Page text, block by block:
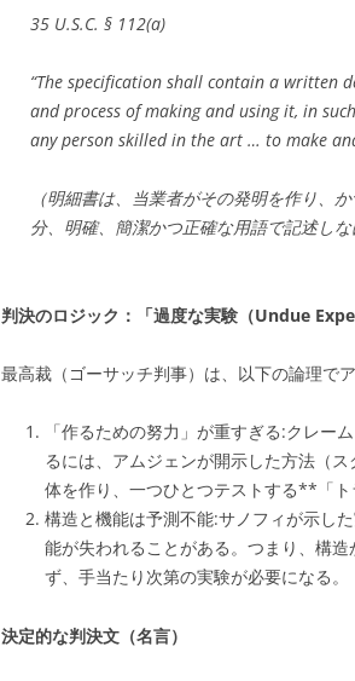
35 U.S.C. § 112(a)
“The specification shall contain a written
and process of making and using it, in
any person skilled in the art … to make
（明細書は、当業者がその発明を作り、
分、明確、簡潔かつ正確な用語で記述しな
判決のロジック：「過度な実験（Undue
最高裁（ゴーサッチ判事）は、以下の論理で
「作るための努力」が重すぎる:クレー
るには、アムジェンが開示した方法（
体を作り、一つひとつテストする**「
構造と機能は予測不能:サノフィが示し
能が失われることがある。つまり、構
ず、手当たり次第の実験が必要になる。
決定的な判決文（名言）